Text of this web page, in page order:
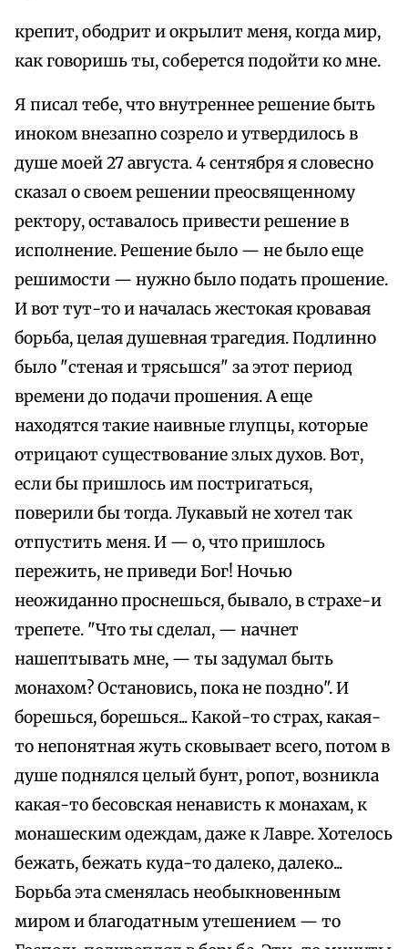
крепит, ободрит и окрылит меня, когда мир,
как говоришь ты, соберется подойти ко мне.
Я писал тебе, что внутреннее решение быть
иноком внезапно созрело и утвердилось в
душе моей 27 августа. 4 сентября я словесно
сказал о своем решении преосвященному
ректору, оставалось привести решение в
исполнение. Решение было — не было еще
решимости — нужно было подать прошение.
И вот тут-то и началась жестокая кровавая
борьба, целая душевная трагедия. Подлинно
было "стеная и трясьшся" за этот период
времени до подачи прошения. А еще
находятся такие наивные глупцы, которые
отрицают существование злых духов. Вот,
если бы пришлось им постригаться,
поверили бы тогда. Лукавый не хотел так
отпустить меня. И — о, что пришлось
пережить, не приведи Бог! Ночью
неожиданно проснешься, бывало, в страхе-и
трепете. "Что ты сделал, — начнет
нашептывать мне, — ты задумал быть
монахом? Остановись, пока не поздно". И
борешься, борешься... Какой-то страх, какая-
то непонятная жуть сковывает всего, потом в
душе поднялся целый бунт, ропот, возникла
какая-то бесовская ненависть к монахам, к
монашеским одеждам, даже к Лавре. Хотелось
бежать, бежать куда-то далеко, далеко...
Борьба эта сменялась необыкновенным
миром и благодатным утешением — то